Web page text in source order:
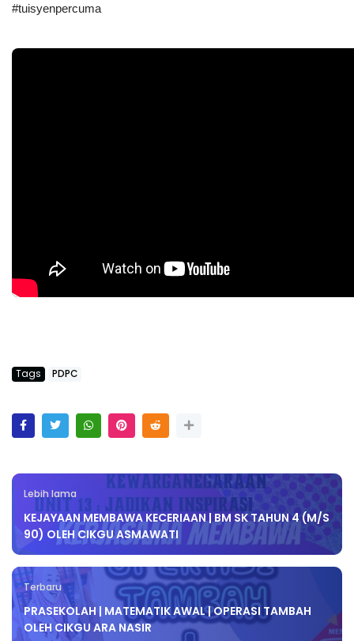
#tuisyenpercuma
Tags PDPC
Lebih lama
KEJAYAAN MEMBAWA KECERIAAN | BM SK TAHUN 4 (M/S
90) OLEH CIKGU ASMAWATI
Terbaru
PRASEKOLAH | MATEMATIK AWAL | OPERASI TAMBAH
OLEH CIKGU ARA NASIR